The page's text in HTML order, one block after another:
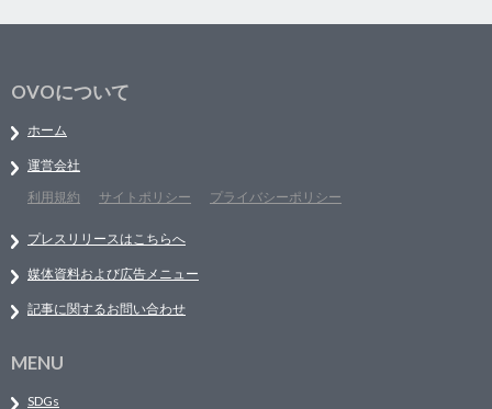
OVOについて
ホーム
運営会社
利用規約
サイトポリシー プライバシーポリシー
プレスリリースはこちらへ
媒体資料および広告メニュー
記事に関するお問い合わせ
MENU
SDGs